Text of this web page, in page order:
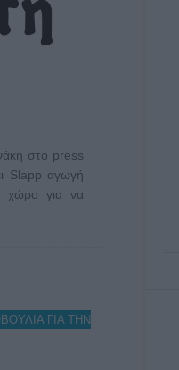
στο press
Slapp αγωγή
χώρο για να
ΓΙΑ ΤΗΝ